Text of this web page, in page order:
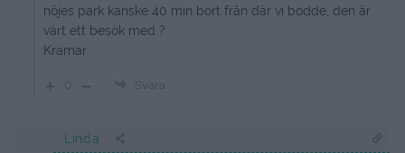
nöjes park kanske 40 min bort från där vi bodde, den är
värt ett besök med ?
Kramar
0 Svara
Linda